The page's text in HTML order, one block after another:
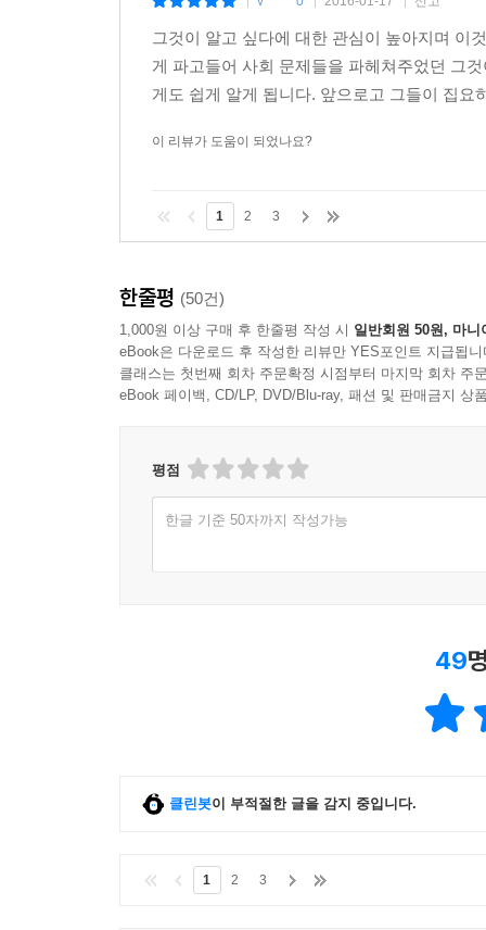
있다. [그것이 알고 싶다]는 미스터리 스릴러 콘
● 진실의 눈을 뜰 수 있게 해주는 시대의 안경
고발’편은 공권력이 미치지 못했던 사회적 약
제작진이 소라넷과 선감학원을 가지고 어떤 이야
단행본 『그것이 알고 싶다』는 대한민국의 야
내용을 보충하는 글도 있고, 잊히고 있는 안타까
우리도 알게 모르고 누군가에게 일상적인 폭력
그것이 알고 싶다에 대한 관심이 높아지며 이
게 파고들어 사회 문제들을 파헤쳐주었던 그
게도 쉽게 알게 됩니다. 앞으로고 그들이 집
이 리뷰가 도움이 되었나요?
1 2 3
한줄평 (50건)
1,000원 이상 구매 후 한줄평 작성 시 일반회원 50원, 마니
eBook은 다운로드 후 작성한 리뷰만 YES포인트 지급됩니
클래스는 첫번째 회차 주문확정 시점부터 마지막 회차 주
eBook 페이백, CD/LP, DVD/Blu-ray, 패션 및 판매금지 상
평점
한글 기준 50자까지 작성가능
49
클린봇이 부적절한 글을 감지 중입니다.
1 2 3